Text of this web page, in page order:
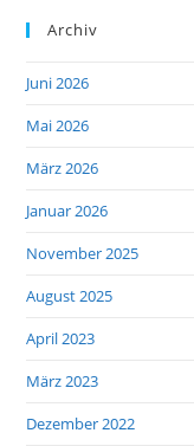
Archiv
Juni 2026
Mai 2026
März 2026
Januar 2026
November 2025
August 2025
April 2023
März 2023
Dezember 2022